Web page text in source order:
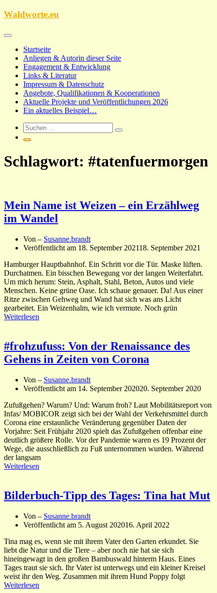
Zum
Waldworte.eu
Startseite
Anliegen & Autorin dieser Seite
Engagement & Entwicklung
Links & Literatur
Impressum & Datenschutz
Angebote, Qualifikationen & Kooperationen
Aktuelle Projekte und Veröffentlichungen 2026
Ein aktuelles Beispiel…
Schlagwort: #tatenfuermorgen
Mein Name ist Weizen – ein Erzählweg
im Wandel
Von – Susanne.brandt
Veröffentlicht am 18. September 202118. September 2021
Hamburger Hauptbahnhof. Ein Schritt vor die Tür. Maske lüften.
Durchatmen. Ein bisschen Bewegung vor der langen Weiterfahrt.
Um mich herum: Stein, Asphalt, Stahl, Beton, Autos und viele
Menschen. Keine grüne Oase. Ich schaue genauer. Da! Aus einer
Ritze zwischen Gehweg und Wand hat sich was ans Licht
gearbeitet. Ein Weizenhalm, wie ich vermute. Noch grün
Weiterlesen
#frohzufuss: Von der Renaissance des
Gehens in Zeiten von Corona
Von – Susanne.brandt
Veröffentlicht am 14. September 202020. September 2020
Zufußgehen? Warum? Und: Warum froh? Laut Mobilitätsreport von
Infas/ MOBICOR zeigt sich bei der Wahl der Verkehrsmittel durch
Corona eine erstaunliche Veränderung gegenüber Daten der
Vorjahre: Seit Frühjahr 2020 spielt das Zufußgehen offenbar eine
deutlich größere Rolle. Vor der Pandemie waren es 19 Prozent der
Wege, die ausschließlich zu Fuß unternommen wurden. Während
der langsam
Weiterlesen
Bilderbuch-Tipp des Tages: Tina hat Mut
Von – Susanne.brandt
Veröffentlicht am 5. August 202016. April 2022
Tina mag es, wenn sie mit ihrem Vater den Garten erkundet. Sie
liebt die Natur und die Tiere – aber noch nie hat sie sich
hineingewagt in den großen Bambuswald hinterm Haus. Eines
Tages traut sie sich. Ihr Vater ist unterwegs und ein kleiner Kreisel
weist ihr den Weg. Zusammen mit ihrem Hund Poppy folgt
Weiterlesen